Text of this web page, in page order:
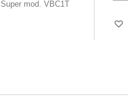
mod. VBC1T